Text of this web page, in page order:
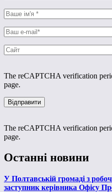
The reCAPTCHA verification
page.
The reCAPTCHA verification
page.
Останні новини
У Полтавській громаді з
заступник керівника Офісу